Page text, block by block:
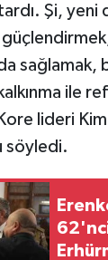
Şi,
sağlamak,
ile
lideri
söyledi.
62'nci